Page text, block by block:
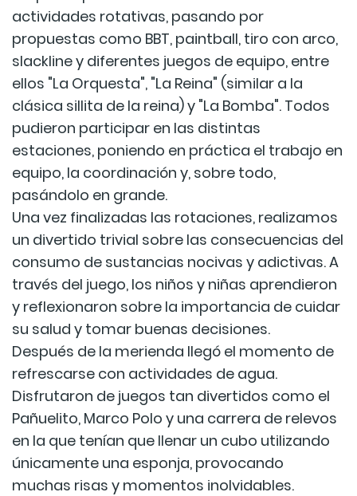
actividades rotativas, pasando por
propuestas como BBT, paintball, tiro con arco,
slackline y diferentes juegos de equipo, entre
ellos "La Orquesta", "La Reina" (similar a la
clásica sillita de la reina) y "La Bomba". Todos
pudieron participar en las distintas
estaciones, poniendo en práctica el trabajo en
equipo, la coordinación y, sobre todo,
pasándolo en grande.
Una vez finalizadas las rotaciones, realizamos
un divertido trivial sobre las consecuencias del
consumo de sustancias nocivas y adictivas. A
través del juego, los niños y niñas aprendieron
y reflexionaron sobre la importancia de cuidar
su salud y tomar buenas decisiones.
Después de la merienda llegó el momento de
refrescarse con actividades de agua.
Disfrutaron de juegos tan divertidos como el
Pañuelito, Marco Polo y una carrera de relevos
en la que tenían que llenar un cubo utilizando
únicamente una esponja, provocando
muchas risas y momentos inolvidables.